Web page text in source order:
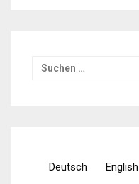
Suchen
Deutsch English